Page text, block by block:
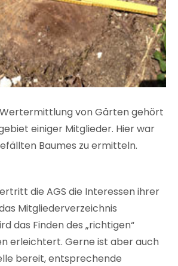
von Gärten gehört
einiger Mitglieder. Hier war
Baumes zu ermitteln.
die AGS die Interessen ihrer
Mitgliederverzeichnis
das Finden des „richtigen“
erleichtert. Gerne ist aber auch
bereit, entsprechende